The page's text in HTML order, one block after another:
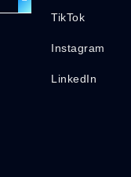
TikTok
Instagram
LinkedIn